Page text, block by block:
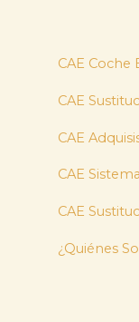
CAE Coche
CAE
CAE
CAE
CAE
¿Quiénes